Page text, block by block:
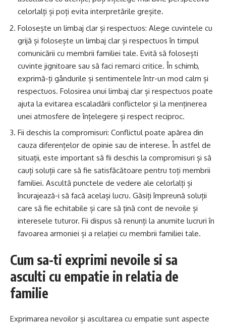
celorlalți și poți evita interpretările greșite.
Folosește un limbaj clar și respectuos: Alege cuvintele cu
grijă și folosește un limbaj clar și respectuos în timpul
comunicării cu membrii familiei tale. Evită să folosești
cuvinte jignitoare sau să faci remarci critice. În schimb,
exprimă-ți gândurile și sentimentele într-un mod calm și
respectuos. Folosirea unui limbaj clar și respectuos poate
ajuta la evitarea escaladării conflictelor și la menținerea
unei atmosfere de înțelegere și respect reciproc.
Fii deschis la compromisuri: Conflictul poate apărea din
cauza diferențelor de opinie sau de interese. În astfel de
situații, este important să fii deschis la compromisuri și să
cauți soluții care să fie satisfăcătoare pentru toți membrii
familiei. Ascultă punctele de vedere ale celorlalți și
încurajează-i să facă același lucru. Găsiți împreună soluții
care să fie echitabile și care să țină cont de nevoile și
interesele tuturor. Fii dispus să renunți la anumite lucruri în
favoarea armoniei și a relației cu membrii familiei tale.
Cum sa-ti exprimi nevoile si sa
asculti cu empatie in relatia de
familie
Exprimarea nevoilor și ascultarea cu empatie sunt aspecte